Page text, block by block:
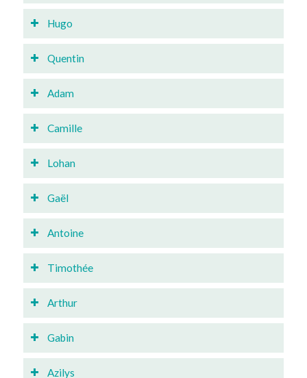
Hugo
Quentin
Adam
Camille
Lohan
Gaël
Antoine
Timothée
Arthur
Gabin
Azilys